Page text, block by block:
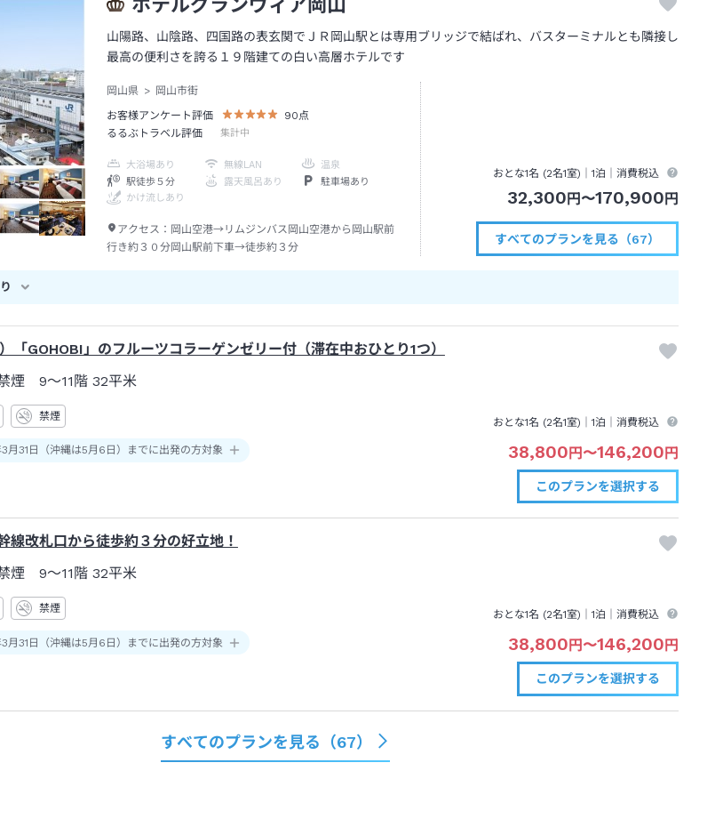
ホテルグランヴィア岡山
山陽路、山陰路、四国路の表玄関でＪＲ岡山駅とは専用ブリッジで結ばれ、バスターミナルとも隣接し
最高の便利さを誇る１９階建ての白い高層ホテルです
岡山県
岡山市街
お客様アンケート評価
90 点
るるぶトラベル評価
集計中
大浴場あり 無線LAN
温泉
駅徒歩５分
露天風呂あり
駐車場あり
かけ流しあり
アクセス： 岡山空港→リムジンバス岡山空港から岡山駅前
行き約３０分岡山駅前下車→徒歩約３分
おとな1名 (2名1室)｜1泊 ｜消費税込
32,300 円 〜170,900 円
すべてのプランを見る（67）
「GOHOBI」のフルーツコラーゲンゼリー付（滞在中おひとり1つ）
煙 9～11階 32平米
禁煙
31日（沖縄は5月6日）までに出発の方対象
おとな1名 (2名1室)｜1泊 ｜消費税込
38,800円〜146,200円
このプランを選択する
線改札口から徒歩約３分の好立地！
煙 9～11階 32平米
禁煙
31日（沖縄は5月6日）までに出発の方対象
おとな1名 (2名1室)｜1泊 ｜消費税込
38,800 円 〜146,200 円
このプランを選択する
すべてのプランを見る（67）